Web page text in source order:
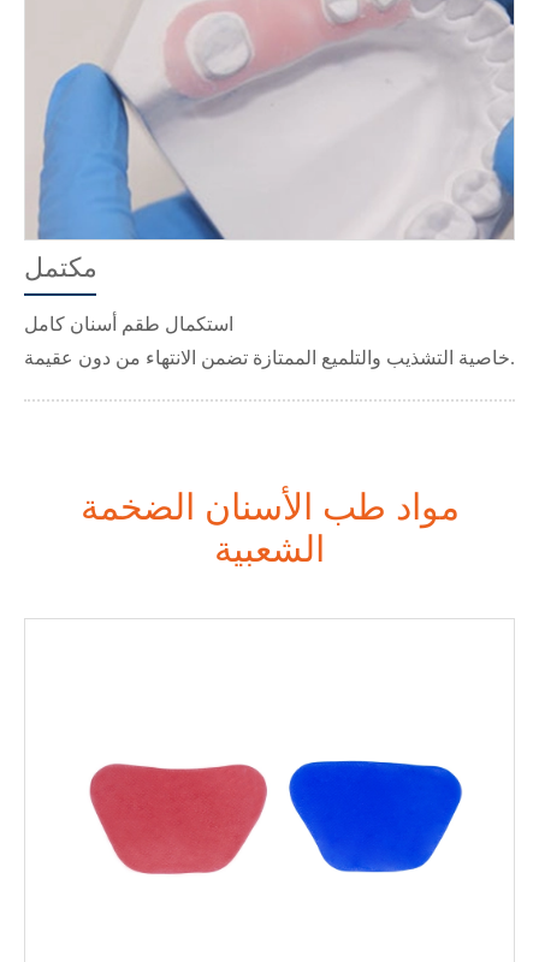
مكتمل
استكمال طقم أسنان كامل
خاصية التشذيب والتلميع الممتازة تضمن الانتهاء من دون عقيمة.
مواد طب الأسنان الضخمة
الشعبية